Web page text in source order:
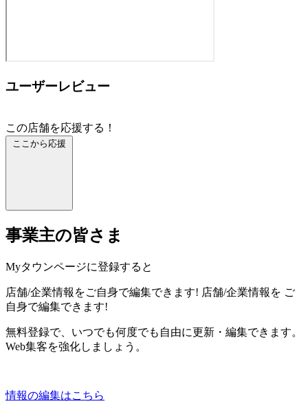
ユーザーレビュー
この店舗を応援する！
ここから応援
事業主の皆さま
Myタウンページに登録すると
店舗/企業情報をご自身で編集できます! 店舗/企業情報を ご
自身で編集できます!
無料登録で、いつでも何度でも自由に更新・編集できます。
Web集客を強化しましょう。
情報の編集はこちら